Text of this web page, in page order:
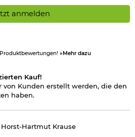
K98 PCP Pressluftgewehr die
mit moderner Technik und hoher
Pressluftgewehr für alle, die Wert
PCP Luftgewehr 4,5mm Diabolo:
anmelden
»Mehr dazu
Kauf!
Kunden erstellt werden, die den
haben.
Horst-Hartmut Krause